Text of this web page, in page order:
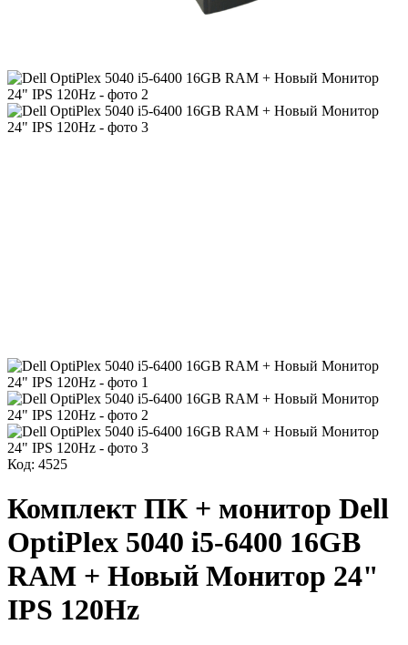
Код: 4525
Комплект ПК + монитор Dell
OptiPlex 5040 i5-6400 16GB
RAM + Новый Монитор 24"
IPS 120Hz